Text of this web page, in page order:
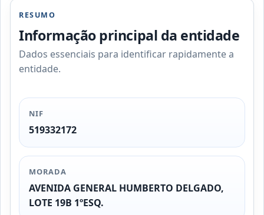
RESUMO
Informação principal da entidade
Dados essenciais para identificar rapidamente a
entidade.
NIF
519332172
MORADA
AVENIDA GENERAL HUMBERTO DELGADO,
LOTE 19B 1ºESQ.